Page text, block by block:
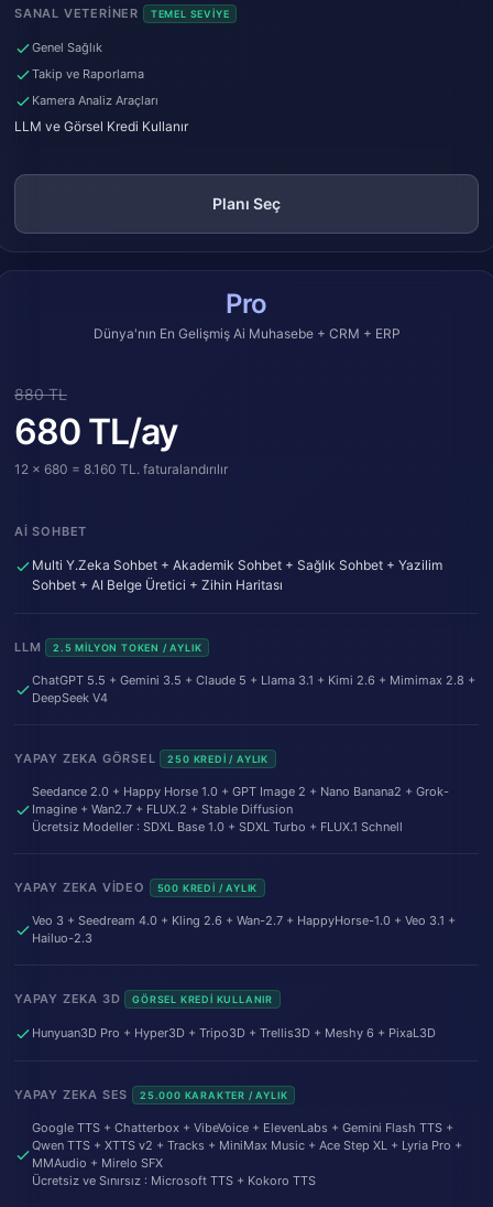
SANAL VETERINER TEMEL SEVIYE
Genel Sağlık
Takip ve Raporlama
Kamera Analiz Araçları
LLM ve Görsel Kredi Kullanır
Planı Seç
Pro
Dünya'nın En Gelişmiş Ai Muhasebe + CRM + ERP
880 TL
680 TL/ay
12 x 680 = 8.160 TL. faturalandırılır
AI SOHBET
Multi Y.Zeka Sohbet + Akademik Sohbet + Sağlık Sohbet + Yazilim
Sohbet + AI Belge Üretici + Zihin Haritası
LLM 2.5 MILYON TOKEN / AYLIK
ChatGPT 5.5 + Gemini 3.5 + Claude 5 + Llama 3.1 + Kimi 2.6 + Mimimax 2.8 +
DeepSeek V4
YAPAY ZEKA GÖRSEL 250 KREDI / AYLIK
Seedance 2.0 + Happy Horse 1.0 + GPT Image 2 + Nano Banana2 + Grok-
Imagine + Wan2.7 + FLUX.2 + Stable Diffusion
Ücretsiz Modeller : SDXL Base 1.0 + SDXL Turbo + FLUX.1 Schnell
YAPAY ZEKA VIDEO 500 KREDI / AYLIK
Veo 3 + Seedream 4.0 + Kling 2.6 + Wan-2.7 + HappyHorse-1.0 + Veo 3.1 +
Hailuo-2.3
YAPAY ZEKA 3D GÖRSEL KREDI KULLANIR
Hunyuan3D Pro + Hyper3D + Tripo3D + Trellis3D + Meshy 6 + PixaL3D
YAPAY ZEKA SES 25.000 KARAKTER / AYLIK
Google TTS + Chatterbox + VibeVoice + ElevenLabs + Gemini Flash TTS +
Qwen TTS + XTTS v2 + Tracks + MiniMax Music + Ace Step XL + Lyria Pro +
MMAudio + Mirelo SFX
Ücretsiz ve Sınırsız : Microsoft TTS + Kokoro TTS